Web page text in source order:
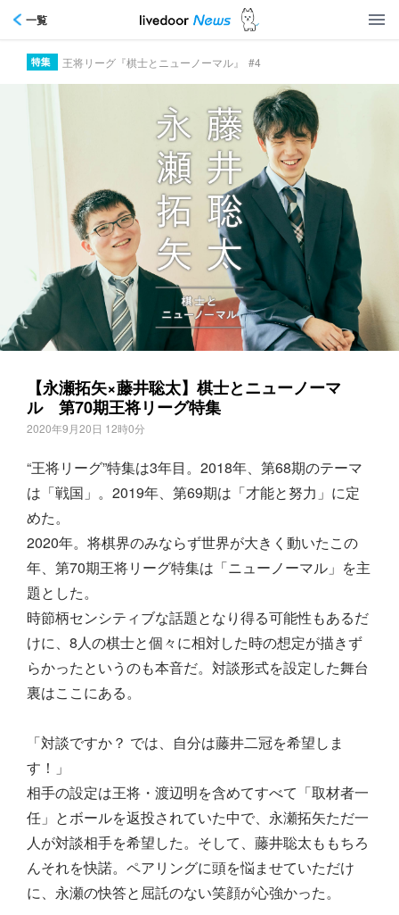
一覧
王将リーグ『棋士とニューノーマル』 #4
【永瀬拓矢×藤井聡太】棋士とニューノーマ
ル 第70期王将リーグ特集
2020年9月20日 12時0分
“王将リーグ”特集は3年目。2018年、第68期のテーマ
は「戦国」。2019年、第69期は「才能と努力」に定
めた。
2020年。将棋界のみならず世界が大きく動いたこの
年、第70期王将リーグ特集は「ニューノーマル」を主
題とした。
時節柄センシティブな話題となり得る可能性もあるだ
けに、8人の棋士と個々に相対した時の想定が描きず
らかったというのも本音だ。対談形式を設定した舞台
裏はここにある。
「対談ですか？ では、自分は藤井二冠を希望しま
す！」
相手の設定は王将・渡辺明を含めてすべて「取材者一
任」とボールを返投されていた中で、永瀬拓矢ただ一
人が対談相手を希望した。そして、藤井聡太ももちろ
んそれを快諾。ペアリングに頭を悩ませていただけ
に、永瀬の快答と屈託のない笑顔が心強かった。